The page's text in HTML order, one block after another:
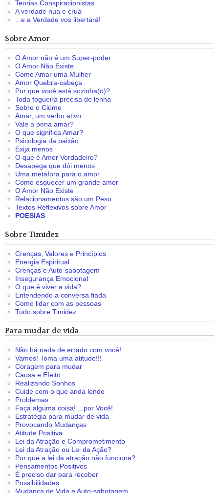
Teorias Conspiracionistas
A verdade nua e crua
...e a Verdade vos libertará!
Sobre Amor
O Amor não é um Super-poder
O Amor Não Existe
Como Amar uma Mulher
Amor Quebra-cabeça
Por que você está sozinha(o)?
Toda fogueira precisa de lenha
Sobre o Ciúme
Amar, um verbo ativo
Vale a pena amar?
O que significa Amar?
Psicologia da paixão
Exija menos
O que é Amor Verdadeiro?
Desapega que dói menos
Uma metáfora para o amor
Como esquecer um grande amor
O Amor Não Existe
Relacionamentos são um Peso
Textos Reflexivos sobre Amor
POESIAS
Sobre Timidez
Crenças, Valores e Princípios
Energia Espiritual
Crenças e Auto-sabotagem
Insegurança Emocional
O que é viver a vida?
Entendendo a conversa fiada
Como lidar com as pessoas
Tudo sobre Timidez
Para mudar de vida
Não há nada de errado com você!
Vamos! Toma uma atitude!!!
Coragem para mudar
Causa e Efeito
Realizando Sonhos
Cuide com o que anda lendo
Problemas
Faça alguma coisa! ...por Você!
Estratégia para mudar de vida
Provocando Mudanças
Atitude Positiva
Lei da Atração e Comprometimento
Lei da Atração ou Lei da Ação?
Por que a lei da atração não funciona?
Pensamentos Positivos
É preciso dar para receber
Possibilidades
Mudança de Vida e Auto-sabotagem